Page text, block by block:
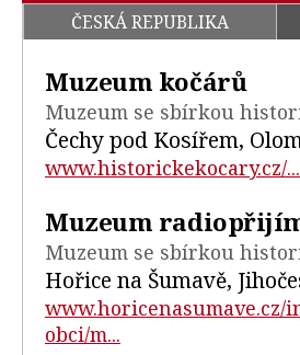
ČESKÁ REPUBLIKA
Muzeum kočárů
Muzeum se sbírkou
Čechy pod Kosířem,
www.historickekocary.cz/...
Muzeum
Muzeum se sbírkou
Hořice na Šumavě,
www.horicenasumave.cz/
obci/m...